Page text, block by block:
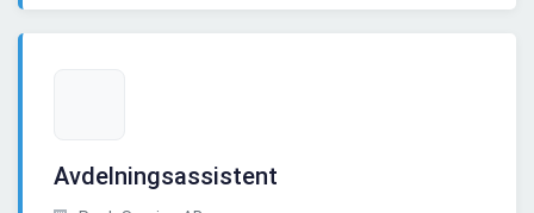
Avdelningsassistent